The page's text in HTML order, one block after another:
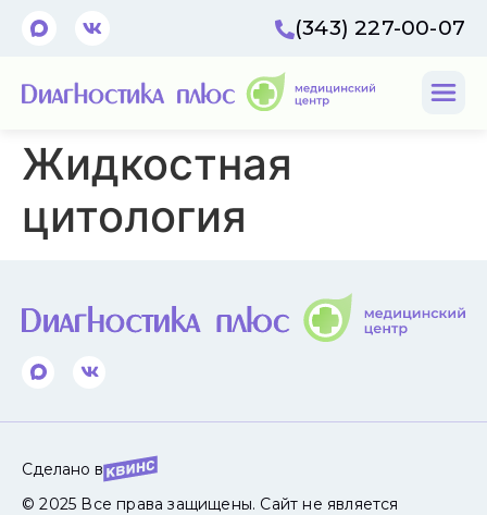
(343) 227-00-07
Жидкостная
цитология
Сделано в
© 2025 Все права защищены. Сайт не является